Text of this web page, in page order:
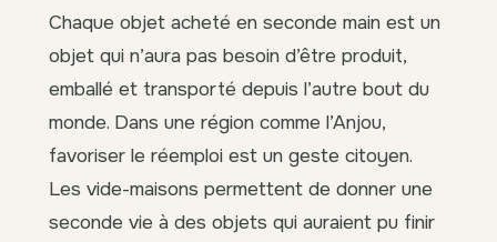
Chaque objet acheté en seconde main est un
objet qui n’aura pas besoin d’être produit,
emballé et transporté depuis l’autre bout du
monde. Dans une région comme l’Anjou,
favoriser le réemploi est un geste citoyen.
Les vide-maisons permettent de donner une
seconde vie à des objets qui auraient pu finir